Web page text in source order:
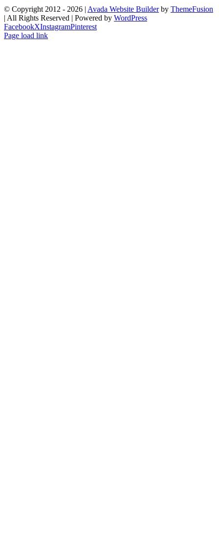
© Copyright 2012 - 2026 | Avada Website Builderby ThemeFusion
| All Rights Reserved | Powered by WordPress
FacebookXInstagramPinterest
Page load link